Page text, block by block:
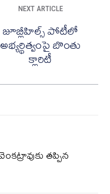
NEXT ARTICLE
జూబ్లీహిల్స్ పోటీలో
అభ్యర్థిత్వంపై బొంతు
క్లారిటీ
తప్పిన